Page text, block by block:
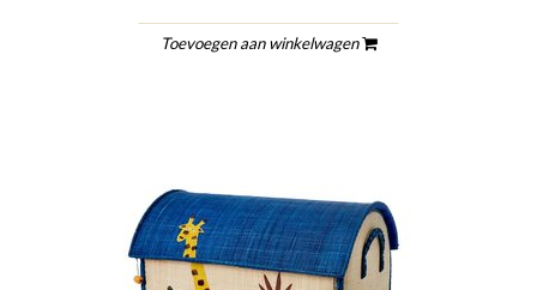
Toevoegen aan winkelwagen